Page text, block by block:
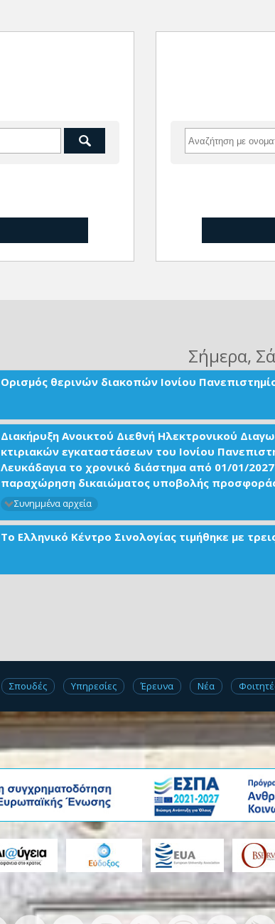
Σήμερα,
Ορισμός θερινών διακοπών Ιονίου
Διακήρυξη Ανοικτού Διεθνή Ηλεκτρονικού
κτιριακών εγκαταστάσεων του Ιονίου
Λευκάδαγια το χρονικό διάστημα από 01/01/
παραχώρηση δικαιώματος υποβολής
Συνημμένα αρχεία
Το Ελληνικό Κέντρο Σινολογίας τιμήθηκε με
Σπουδές Υπηρεσίες Έρευνα Νέα